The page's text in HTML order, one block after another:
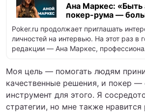
Ана Маркес:
покер-рума —
Poker.ru продолжает приглашать
личностей на интервью. На этот раз в
редакции — Ана Маркес,
амбассадор…
Моя цель — помогать людям
качественные решения, и покер —
инструмент для этого. Я
стратегии, но мне также нравится